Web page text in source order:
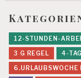
12-STUNDEN-
3 G REGEL
4-
6.URLAUBSWOCHE